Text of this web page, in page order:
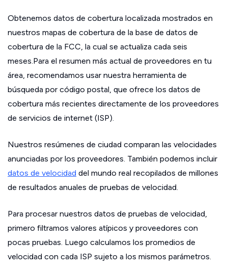
Obtenemos datos de cobertura localizada mostrados en
nuestros mapas de cobertura de la base de datos de
cobertura de la FCC, la cual se actualiza cada seis
meses.Para el resumen más actual de proveedores en tu
área, recomendamos usar nuestra herramienta de
búsqueda por código postal, que ofrece los datos de
cobertura más recientes directamente de los proveedores
de servicios de internet (ISP).
Nuestros resúmenes de ciudad comparan las velocidades
anunciadas por los proveedores. También podemos incluir
datos de velocidad del mundo real recopilados de millones
de resultados anuales de pruebas de velocidad.
Para procesar nuestros datos de pruebas de velocidad,
primero filtramos valores atípicos y proveedores con
pocas pruebas. Luego calculamos los promedios de
velocidad con cada ISP sujeto a los mismos parámetros.